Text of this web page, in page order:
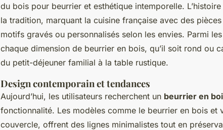
du bois pour beurrier et esthétique intemporelle.
la tradition, marquant la cuisine française avec des
motifs gravés ou personnalisés selon les envies. Parmi
chaque dimension de beurrier en bois, qu’il soit rond ou
du petit-déjeuner familial à la table rustique.
Design contemporain et tendances
Aujourd’hui, les utilisateurs recherchent un beurrier en
fonctionnalité. Les modèles comme le beurrier en bois et
couvercle, offrent des lignes minimalistes tout en